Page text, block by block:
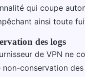
qui coupe
ainsi toute
des logs
de VPN ne
conservation